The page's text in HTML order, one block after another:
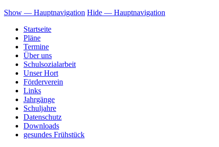
Show — Hauptnavigation Hide — Hauptnavigation
Startseite
Pläne
Termine
Über uns
Schulsozialarbeit
Unser Hort
Förderverein
Links
Jahrgänge
Schuljahre
Datenschutz
Downloads
gesundes Frühstück